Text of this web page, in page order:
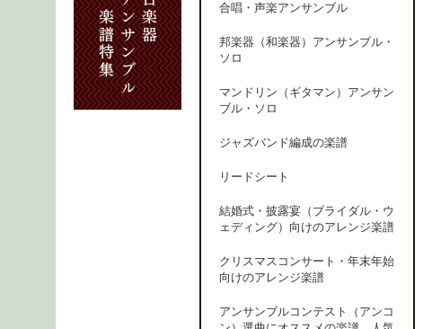
合唱・声楽アンサンブル
邦楽器（和楽器）アンサンブル・
ソロ
マンドリン（ギタマン）アンサン
ブル・ソロ
ジャズバンド編成の楽譜
リードシート
結婚式・披露宴（ブライダル・ウ
ェディング）向けのアレンジ楽譜
クリスマスコンサート・年末年始
向けのアレンジ楽譜
アンサンブルコンテスト（アンコ